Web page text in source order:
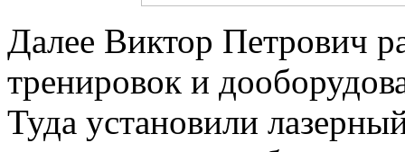
Далее Виктор Петрович
тренировок и
Туда установили